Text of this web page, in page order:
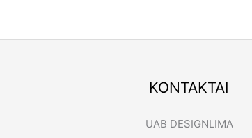
KONTAKTAI
UAB DESIGNLIMA